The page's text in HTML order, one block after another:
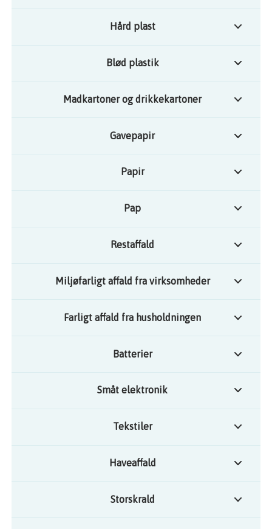
Hård plast
Blød plastik
Madkartoner og drikkekartoner
Gavepapir
Papir
Pap
Restaffald
Miljøfarligt affald fra virksomheder
Farligt affald fra husholdningen
Batterier
Småt elektronik
Tekstiler
Haveaffald
Storskrald